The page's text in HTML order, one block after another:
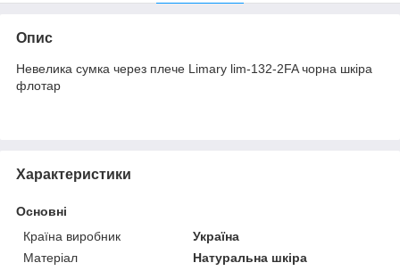
Опис
Невелика сумка через плече Limary lim-132-2FA чорна шкіра
флотар
Характеристики
Основні
Країна виробник
Україна
Матеріал
Натуральна шкіра